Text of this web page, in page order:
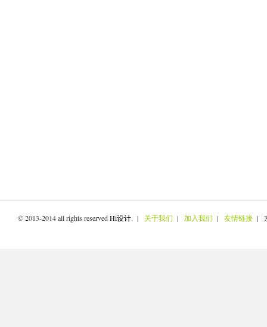
© 2013-2014 all rights reservedHi设计. | 关于我们 | 加入我们 | 友情链接 |